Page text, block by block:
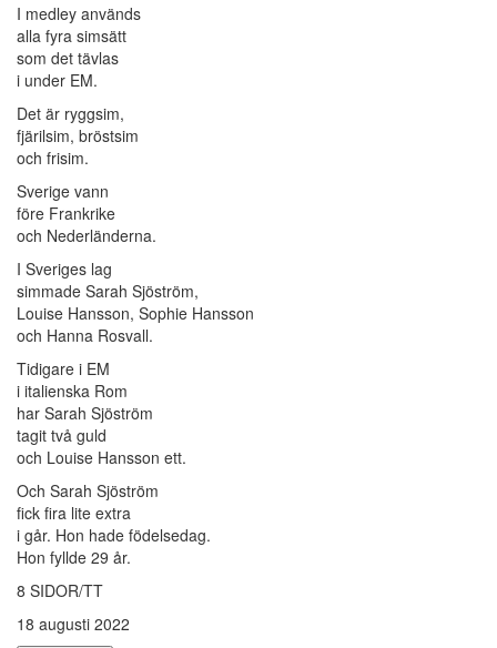
I medley används
alla fyra simsätt
som det tävlas
i under EM.
Det är ryggsim,
fjärilsim, bröstsim
och frisim.
Sverige vann
före Frankrike
och Nederländerna.
I Sveriges lag
simmade Sarah Sjöström,
Louise Hansson, Sophie Hansson
och Hanna Rosvall.
Tidigare i EM
i italienska Rom
har Sarah Sjöström
tagit två guld
och Louise Hansson ett.
Och Sarah Sjöström
fick fira lite extra
i går. Hon hade födelsedag.
Hon fyllde 29 år.
8 SIDOR/TT
18 augusti 2022